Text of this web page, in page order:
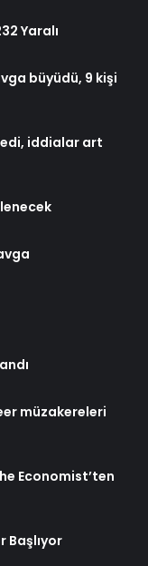
Yaralı
büyüdü, 9 kişi
iddialar art
müzakereleri
Economist’ten
Başlıyor